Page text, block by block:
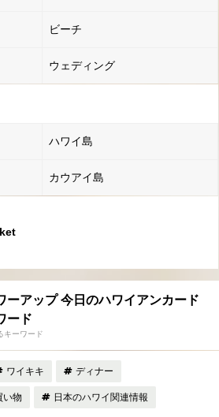
ビーチ
ウェディング
ハワイ島
カウアイ島
ーアップ 今日のハワイアンカード
ード
キーワード
ワイキキ ディナー
い物 日本のハワイ関連情報